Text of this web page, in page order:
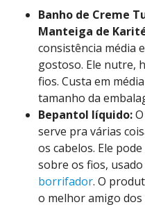
Banho de Creme
Manteiga de
consistência média
gostoso. Ele nutre,
fios. Custa em
tamanho da
Bepantol líquido:
serve pra várias
os cabelos. Ele
sobre os fios,
borrifador. O
o melhor amigo dos